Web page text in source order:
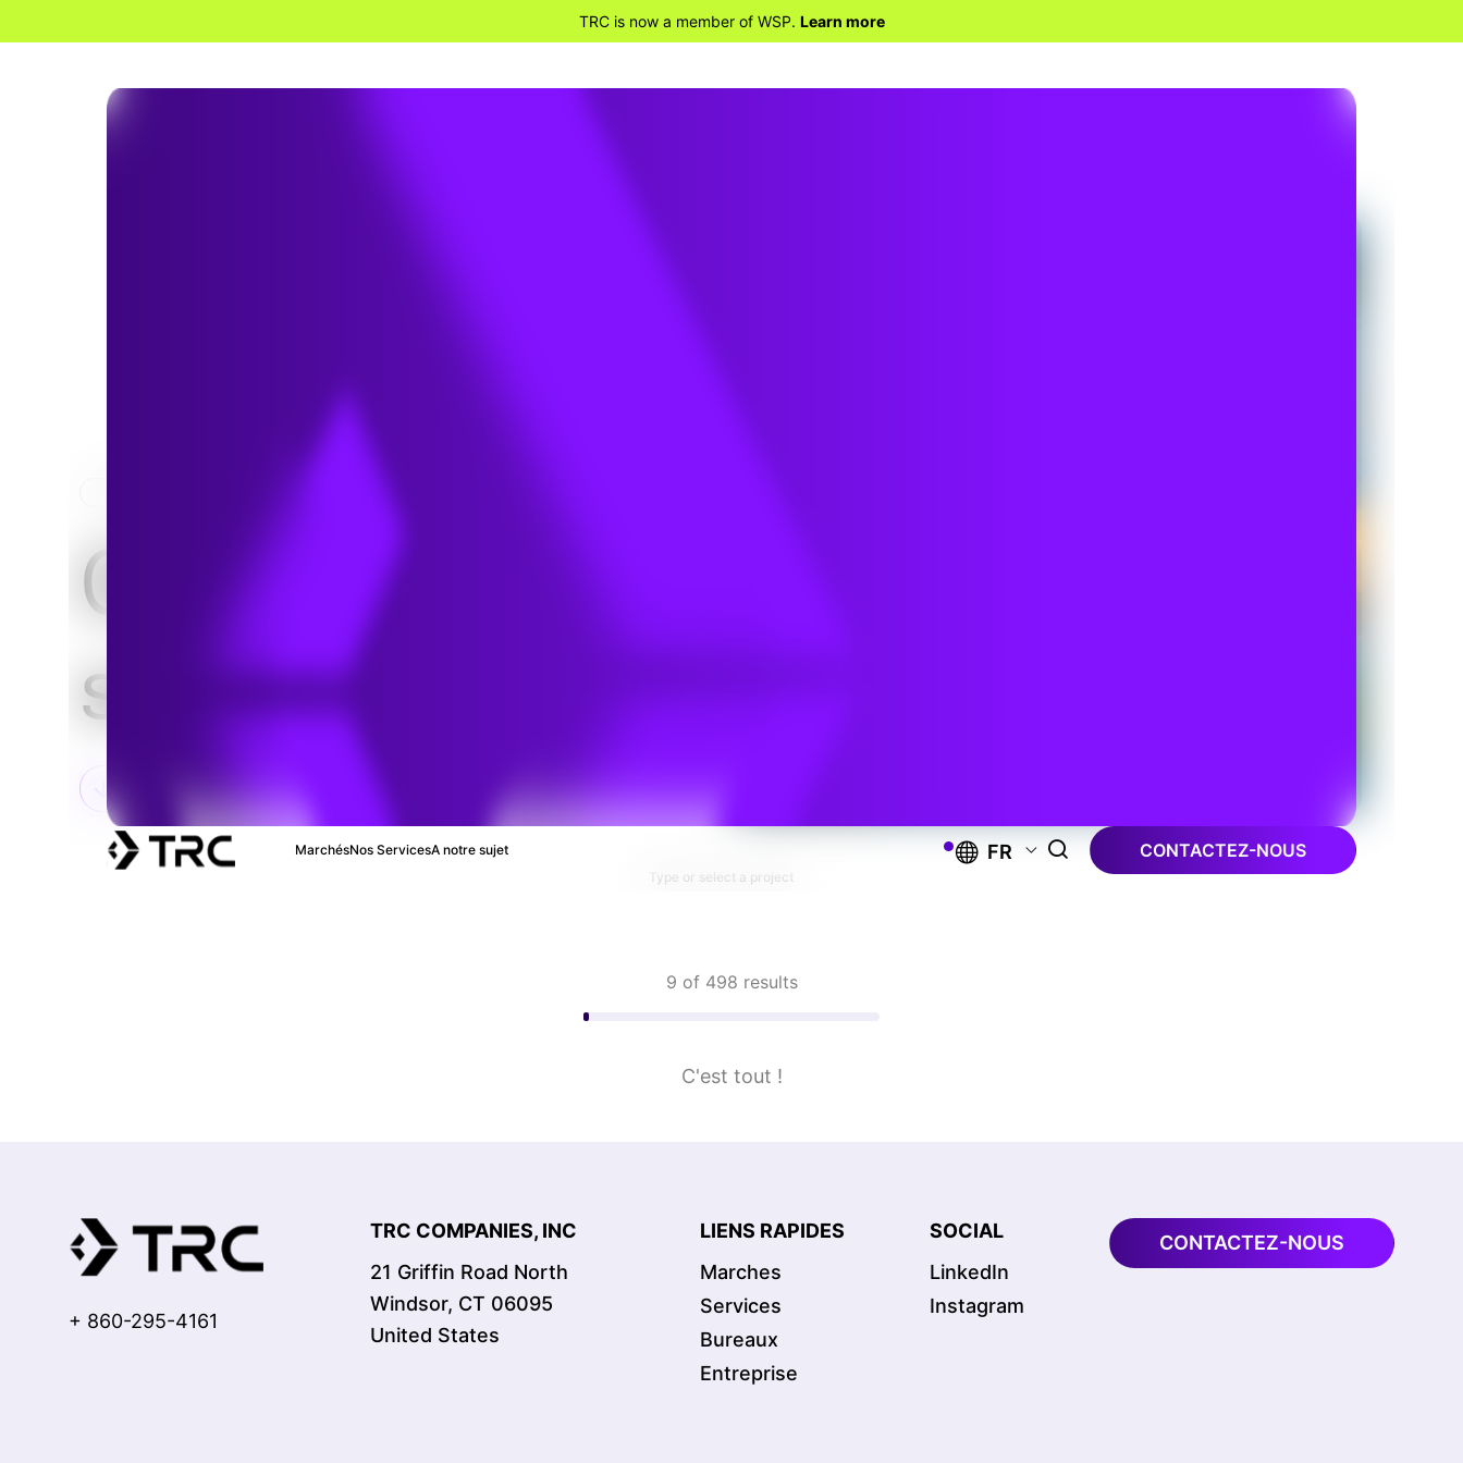
TRC is now a member of WSP. Learn more
MarchésNos ServicesA notre sujet FR CONTACTEZ-NOUS
Génie des
sous-stations
Type or select a project
9 of 498 results
C'est tout !
+ 860-295-4161
TRC COMPANIES, INC
21 Griffin Road North
Windsor, CT 06095
United States
LIENS RAPIDES
Marches
Services
Bureaux
Entreprise
SOCIAL
LinkedIn
Instagram
CONTACTEZ-NOUS